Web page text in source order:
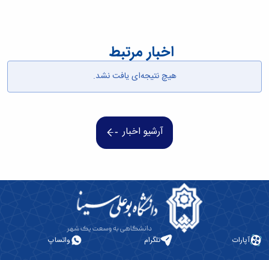
دانشگاه
پژوهش
اخبار مرتبط
هیچ نتیجه‌ای یافت نشد.
آرشیو اخبار
آپارات تلگرام واتساپ